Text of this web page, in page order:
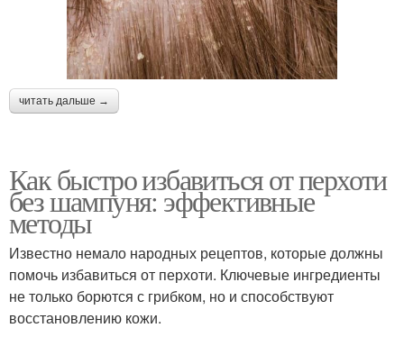
читать дальше →
Как быстро избавиться от перхоти
без шампуня: эффективные
методы
Известно немало народных рецептов, которые должны
помочь избавиться от перхоти. Ключевые ингредиенты
не только борются с грибком, но и способствуют
восстановлению кожи.